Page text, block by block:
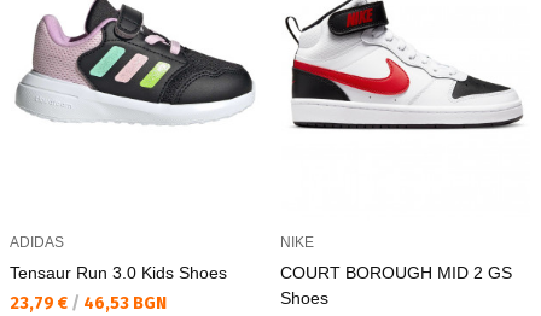
ADIDAS
Tensaur Run 3.0 Kids Shoes
Текуща цена:
23,79 € / 46,53 BGN
NIKE
COURT BOROUGH MID 2 GS
Shoes